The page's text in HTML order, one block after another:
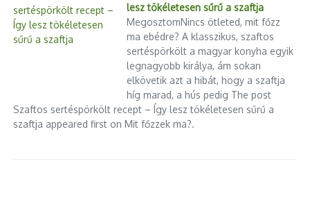
lesz tökéletesen sűrű a szaftja
MegosztomNincs ötleted, mit főzz
ma ebédre? A klasszikus, szaftos
sertéspörkölt a magyar konyha egyik
legnagyobb királya, ám sokan
elkövetik azt a hibát, hogy a szaftja
híg marad, a hús pedig The post
Szaftos sertéspörkölt recept – Így lesz tökéletesen sűrű a
szaftja appeared first on Mit főzzek ma?.